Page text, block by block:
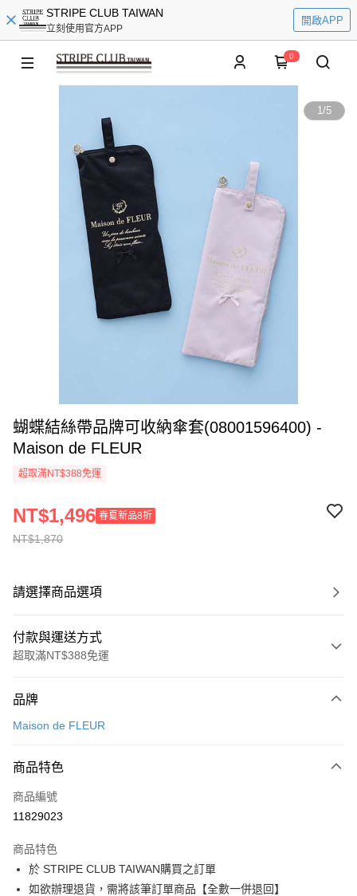
STRIPE CLUB TAIWAN
立刻使用官方APP
開啟APP
0
1/5
蝴蝶結絲帶品牌可收納傘套(08001596400) -
Maison de FLEUR
超取滿NT$388免運
NT$1,870
NT$1,496 春夏新品8折
請選擇商品選項
付款與運送方式
超取滿NT$388免運
信用卡一次付款
3 期 0 利率 每期
合作金庫商業銀行
上海商業儲蓄銀行
臺灣中小企業銀行
匯豐（台灣）商業銀行
華泰商業銀行
聯邦商業銀行
遠東國際商業銀行
超商取貨付款
LINE Pay
Apple Pay
街口支付
品牌
Maison de FLEUR
商品特色
商品編號
11829023
商品特色
於 STRIPE CLUB TAIWAN購買之訂單
如欲辦理退貨，需將該筆訂單商品【全數一併退回】